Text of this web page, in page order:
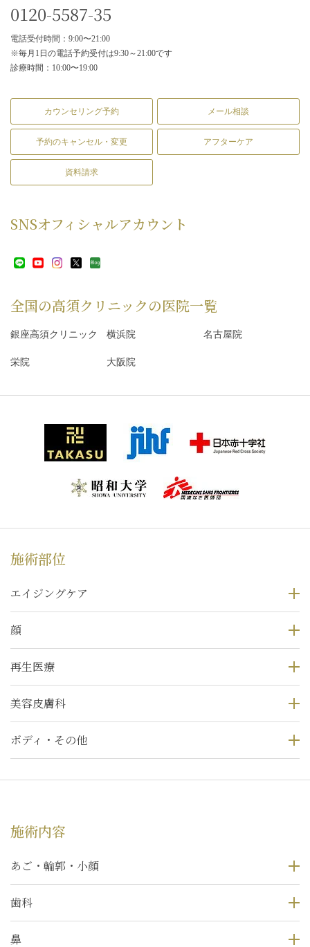
0120-5587-35
電話受付時間：9:00〜21:00
※毎月1日の電話予約受付は9:30～21:00です
診療時間：10:00〜19:00
カウンセリング予約 メール相談
予約のキャンセル・変更 アフターケア
資料請求
SNSオフィシャルアカウント
全国の高須クリニックの医院一覧
銀座高須クリニック 横浜院 名古屋院
栄院 大阪院
施術部位
エイジングケア
顔
再生医療
美容皮膚科
ボディ・その他
施術内容
あご・輪郭・小顔
歯科
鼻